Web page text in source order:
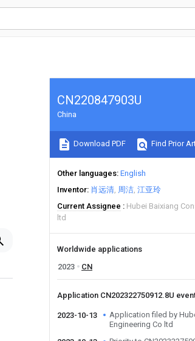
CN220847903U
China
Download PDF Find Prior
Other languages English
Inventor 肖远清 周洁 江亚玲
Current Assignee
Hubei Baixiang
ltd
Worldwide applications
2023
CN
Application CN202322750912.8U
2023-10-13
Application filed by
Engineering Co ltd